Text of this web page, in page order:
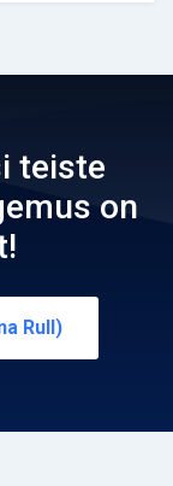
teiste
on
Rull)